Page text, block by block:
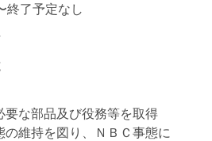
終了予定なし
要な部品及び役務等を取得
の維持を図り、ＮＢＣ事態に